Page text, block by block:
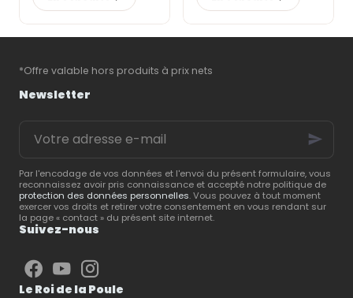
indispensables pour
Poule, spécialiste du
matériel d’élevage
avicole, vous présente
essentielspour créer
un espace pratique,
entretenir.
santé. Unenclos bien
confortable et
conseils pour créer un
répondant aux besoins
de vos animaux.
*Offre valable hors produits à prix nets
Newsletter
adresse
mail
Par l'encodage de vos données et l'envoi du présent formulaire, vous
reconnaissez avoir pris connaissance et accepté notre politique de
protection des données personnelles. Vous pouvez à tout moment
exercer vos droits et retirer votre consentement en vous rendant sur
la page « contact » du présent site internet.
Suivez-nous
Le Roi de la Poule